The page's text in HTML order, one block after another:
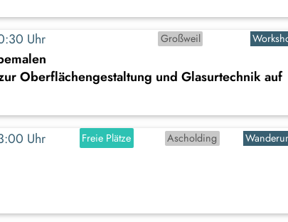
Uhr Großweil
Oberflächengestaltung und Glasurtechnik auf
Uhr Freie Plätze Ascholding